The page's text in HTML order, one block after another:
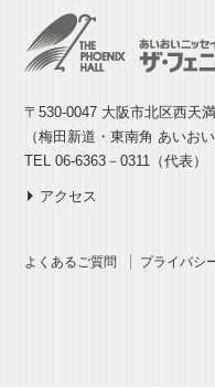
〒530-0047 大阪市北区西天
（梅田新道・東南角 あいお
TEL 06-6363－0311（代表）
アクセス
よくあるご質問 プライバシ